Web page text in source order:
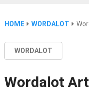
HOME WORDALOT
WORDALOT
Wordalot